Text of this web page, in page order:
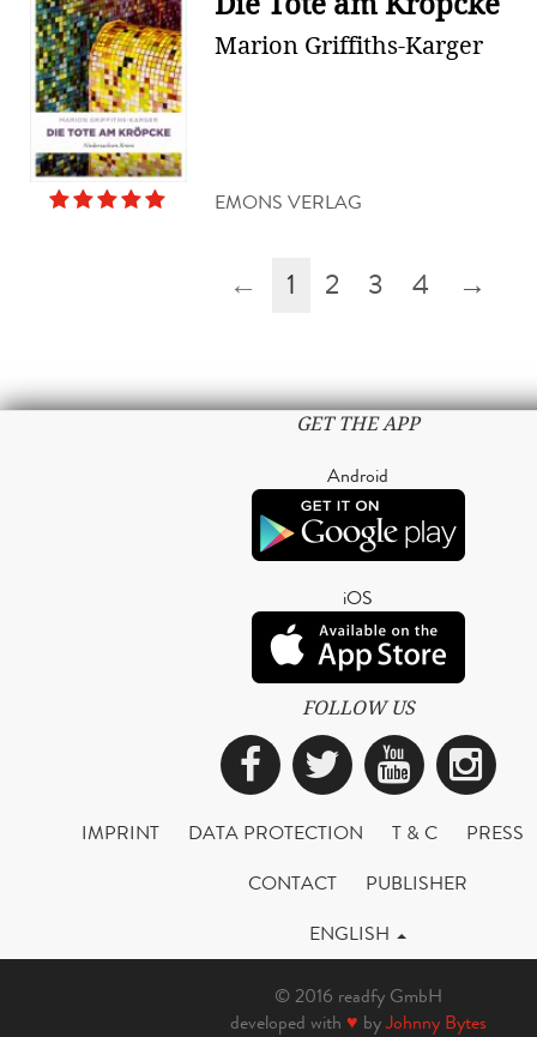
Marion Griffiths-Karger
EMONS VERLAG
← 1 2 3 4 →
GET THE APP
Android
iOS
FOLLOW US
Facebook
Twitter
IMPRINT DATA PROTECTION T & C
PRESS
CONTACT
PUBLISHER
ENGLISH
© 2016 readfy GmbH
developed with ♥ byJohnny Bytes